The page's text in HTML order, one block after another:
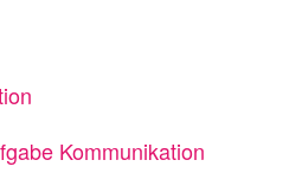
Kommunikation